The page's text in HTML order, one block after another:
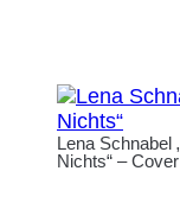
Lena Schnabel
Nichts“ –